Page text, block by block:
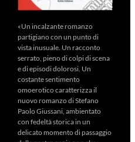
«Un incalzante romanzo
partigiano con un punto di
vista inusuale. Un racconto
serrato, pieno di colpi di scena
e di episodi dolorosi. Un
costante sentimento
omoerotico caratterizza il
nuovo romanzo di Stefano
Paolo Giussani, ambientato
con fedeltà storica in un
delicato momento di passaggio